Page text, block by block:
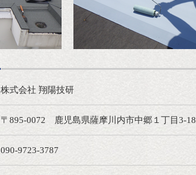
株式会社 翔陽技研
〒895-0072 鹿児島県薩摩川内市中郷１丁目3-18
090-9723-3787